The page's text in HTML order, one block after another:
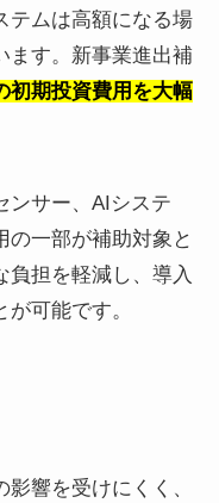
テムは高額になる場
ます。新事業進出補
初期投資費用を大幅
ンサー、AIシステ
の一部が補助対象と
負担を軽減し、導入
可能です。
響を受けにくく、